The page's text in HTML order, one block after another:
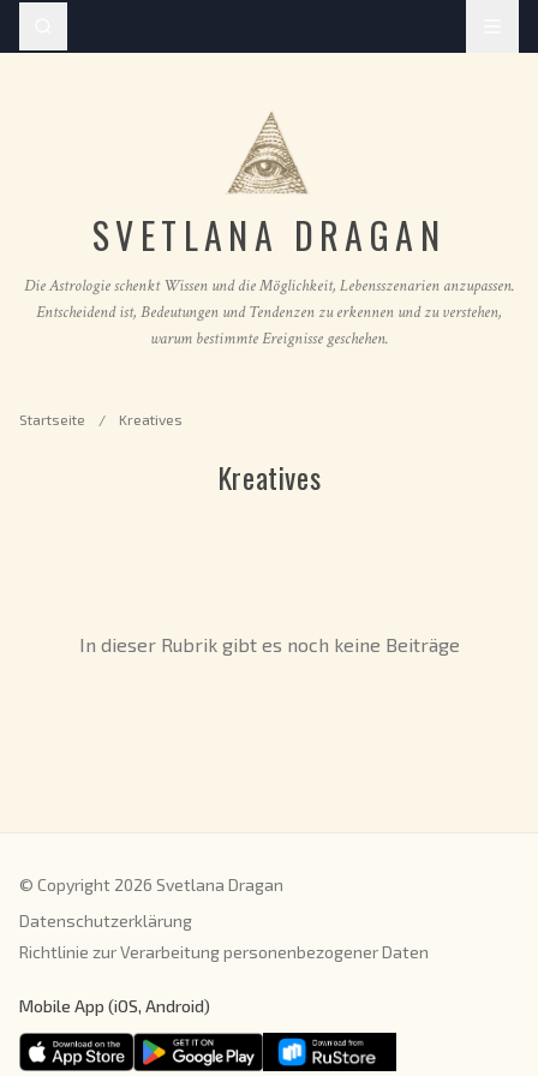
SVETLANA DRAGAN
Die Astrologie schenkt Wissen und die Möglichkeit, Lebensszenarien anzupassen.
Entscheidend ist, Bedeutungen und Tendenzen zu erkennen und zu verstehen,
warum bestimmte Ereignisse geschehen.
Startseite / Kreatives
Kreatives
In dieser Rubrik gibt es noch keine Beiträge
© Copyright 2026 Svetlana Dragan
Datenschutzerklärung
Richtlinie zur Verarbeitung personenbezogener Daten
Mobile App (iOS, Android)